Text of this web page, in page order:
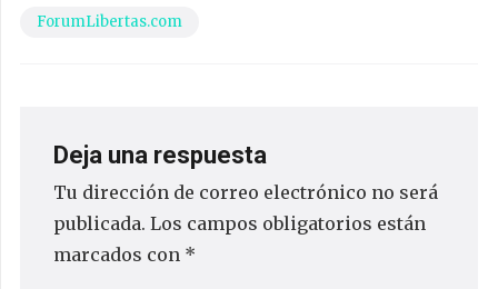
ForumLibertas.com
Deja una respuesta
Tu dirección de correo electrónico no será
publicada. Los campos obligatorios están
marcados con *